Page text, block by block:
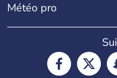
Météo pro